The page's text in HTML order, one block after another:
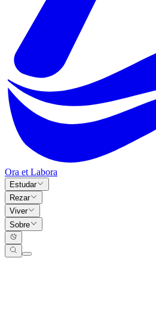
Ora et Labora
Estudar
Rezar
Viver
Sobre